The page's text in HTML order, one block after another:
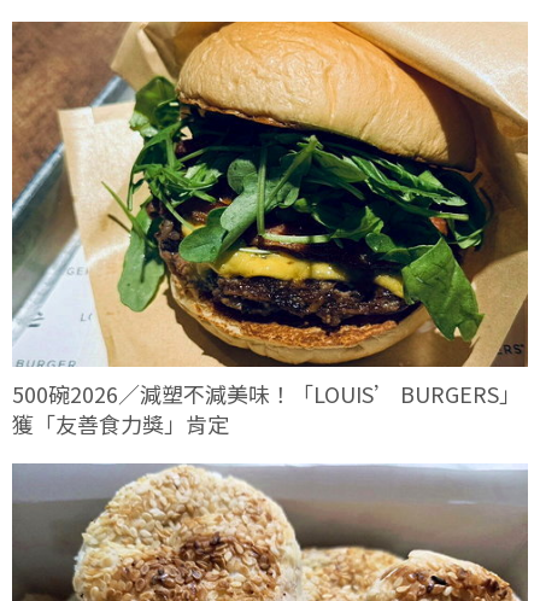
500碗2026／減塑不減美味！「LOUIS’ BURGERS」
獲「友善食力獎」肯定